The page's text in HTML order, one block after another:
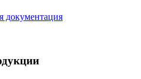
документация